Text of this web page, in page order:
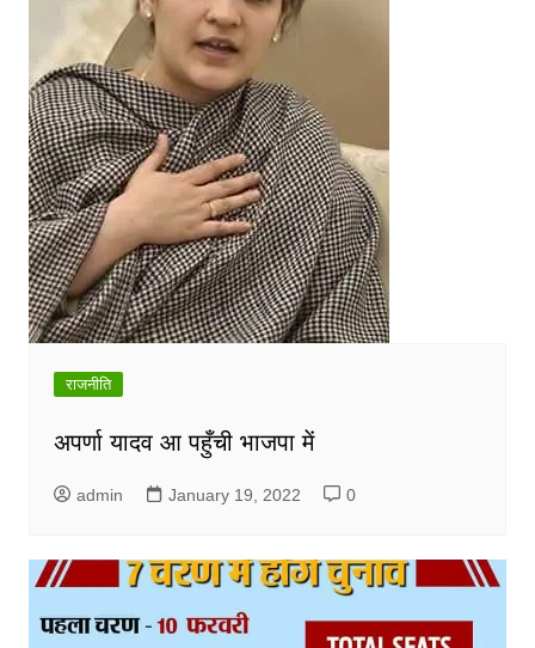
राजनीति
अपर्णा यादव आ पहुँची भाजपा में
admin January 19, 2022 0